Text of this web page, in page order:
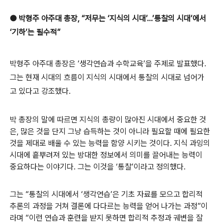
● 박형주 아주대 총장, “저무는 ‘지식의 시대’…’통찰의 시대’에서
‘기하’는 필수적”
박형주 아주대 총장은 ‘생각연습과 수학교육’을 주제로 발표했다.
그는 현재 시대의 흐름이 지식의 시대에서 통찰의 시대로 넘어가
고 있다고 강조했다.
박 총장의 말에 따르면 지식의 총량이 많아진 시대에서 중요한 것
은, 많은 것을 단지 그냥 습득하는 것이 아니라 필요할 때에 필요한
것을 제대로 배울 수 있는 능력을 함양 시키는 것이다. 지식 과잉의
시대에 흩뿌려져 있는 방대한 정보에서 의미를 끌어내는 능력이
중요하다는 이야기다. 그는 이것을 ‘통찰’이라고 정의했다.
그는 “통찰의 시대에서 ‘생각연습’은 기초 자료를 모으고 합리적
추론의 과정을 거쳐 결론에 다다르는 능력을 얻어 나가는 과정”이
라며 “이런 연습과 훈련을 받지 못하면 합리적 추정과 궤변을 잘